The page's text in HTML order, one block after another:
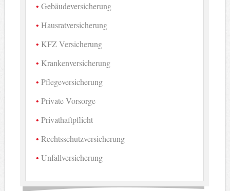
Gebäudeversicherung
Hausratversicherung
KFZ Versicherung
Krankenversicherung
Pflegeversicherung
Private Vorsorge
Privathaftpflicht
Rechtsschutzversicherung
Unfallversicherung